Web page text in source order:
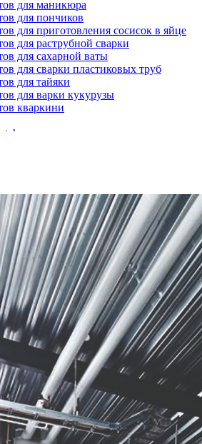
для маникюра
для пончиков
для приготовления сосисок в яйце
для раструбной сварки
для сахарной ваты
для сварки пластиковых труб
для тайяки
для варки кукурузы
кваркини
воздуха
автомобильной акустики
для генераторов
управления
вентустановок
телевизоров
лампы
дорожек